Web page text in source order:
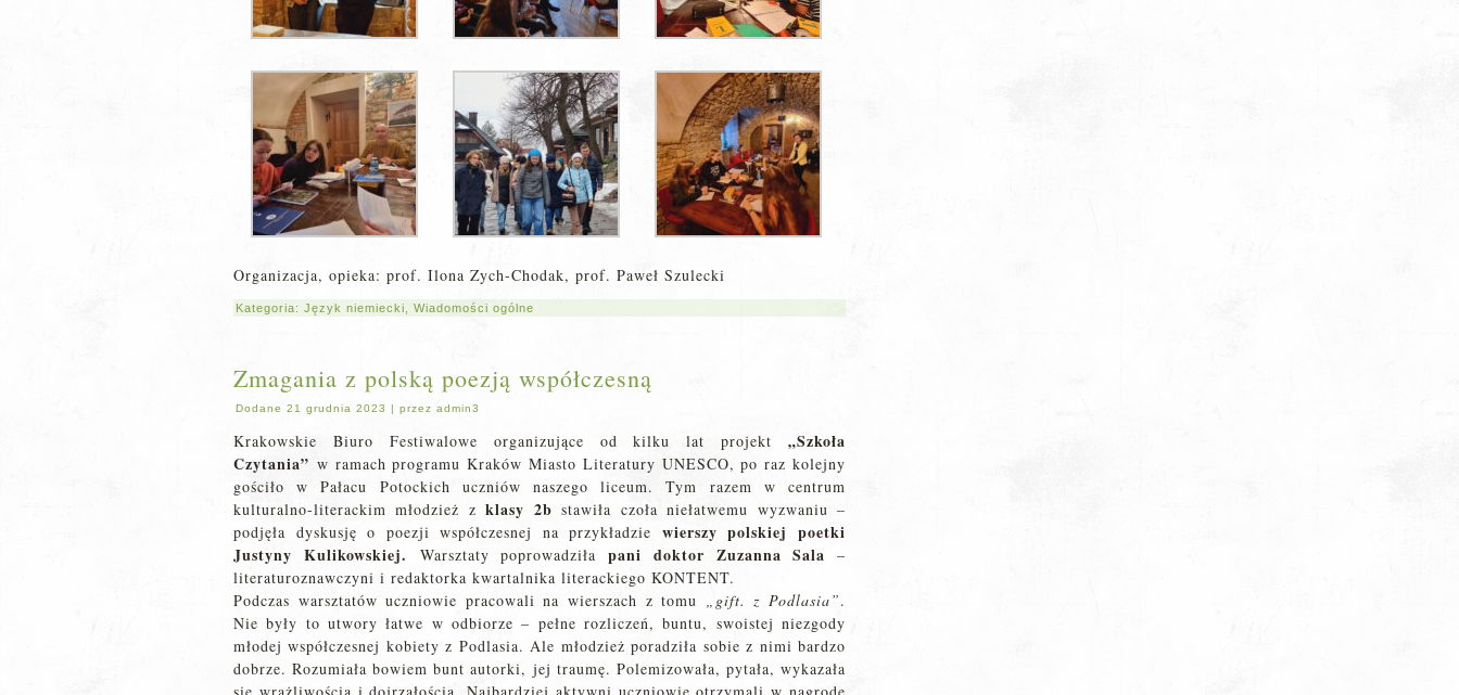
Organizacja, opieka: prof. Ilona Zych-Chodak, prof. Paweł Szulecki
Kategoria: Język niemiecki Wiadomości ogólne
Zmagania z polską poezją współczesną
Dodane 21 grudnia 2023 | przez admin3
Krakowskie Biuro Festiwalowe organizujące od kilku lat projekt „Szkoła
Czytania” w ramach programu Kraków Miasto Literatury UNESCO, po raz kolejny
gościło w Pałacu Potockich uczniów naszego liceum. Tym razem w centrum
kulturalno-literackim młodzież zklasy 2b stawiła czoła niełatwemu wyzwaniu –
podjęła dyskusję o poezji współczesnej na przykładzie wierszy polskiej poetki
Justyny Kulikowskiej. Warsztaty poprowadziła pani doktor Zuzanna Sala –
literaturoznawczyni i redaktorka kwartalnika literackiego KONTENT.
Podczas warsztatów uczniowie pracowali na wierszach z tomu „gift. z Podlasia”.
Nie były to utwory łatwe w odbiorze – pełne rozliczeń, buntu, swoistej niezgody
młodej współczesnej kobiety z Podlasia. Ale młodzież poradziła sobie z nimi bardzo
dobrze. Rozumiała bowiem bunt autorki, jej traumę. Polemizowała, pytała, wykazała